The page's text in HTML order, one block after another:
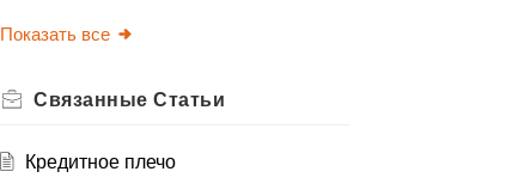
Показать все
Связанные Статьи
Кредитное плечо